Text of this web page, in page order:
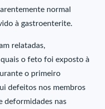
normal
à gastroenterite.
relatadas,
o feto foi exposto à
o primeiro
defeitos nos membros
deformidades nas